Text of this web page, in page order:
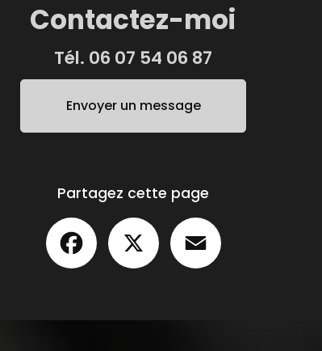
Contactez-moi
Tél. 06 07 54 06 87
Envoyer un message
Partagez cette page
Facebook